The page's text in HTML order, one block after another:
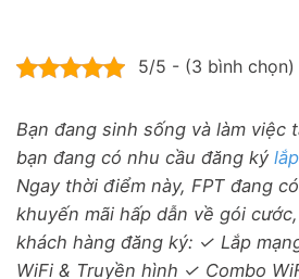
5/5 - (3 bình chọn)
Bạn đang sinh sống và làm việc
bạn đang có nhu cầu đăng ký
Ngay thời điểm này, FPT đang
khuyến mãi hấp dẫn về gói
khách hàng đăng ký: ✓ Lắp
WiFi & Truyền hình ✓ Combo